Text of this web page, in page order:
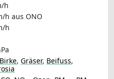
h
h aus ONO
h
Birke, Gräser, Beifuss,